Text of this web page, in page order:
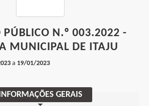
PÚBLICO N.º 003.2022 -
MUNICIPAL DE ITAJU
a 19/01/2023
INFORMAÇÕES GERAIS